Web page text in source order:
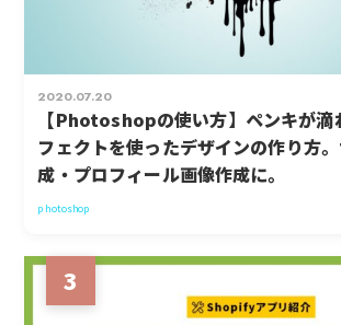
2020.07.20
【Photoshopの使い方】ペンキが滴
フェクトを使ったデザインの作り方
成・プロフィール画像作成に。
photoshop
3